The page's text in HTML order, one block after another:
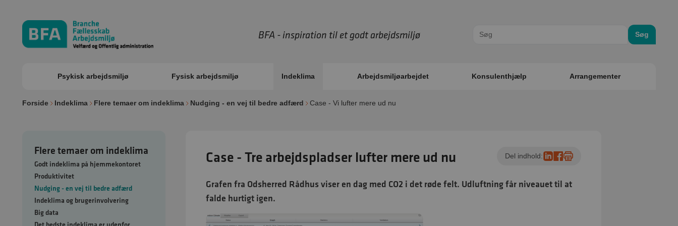
BFA - inspiration til et godt arbejdsmiljø Søg
Psykisk arbejdsmiljø Fysisk arbejdsmiljø Indeklima Arbejdsmiljøarbejdet Konsulenthjælp Arrangementer
Forside Indeklima Flere temaer om indeklima Nudging - en vej til bedre adfærd Case - Vi lufter mere ud nu
Flere temaer om indeklima
Godt indeklima på hjemmekontoret
Produktivitet
Nudging - en vej til bedre adfærd
Indeklima og brugerinvolvering
Big data
Case - Tre arbejdspladser lufter mere ud nu Del indhold:
Grafen fra Odsherred Rådhus viser en dag med CO2 i det røde felt. Udluftning får niveauet til at
falde hurtigt igen.